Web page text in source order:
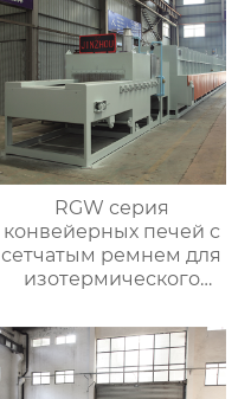
RGW серия
конвейерных печей с
сетчатым ремнем для
изотермического
непрерывном
процессе